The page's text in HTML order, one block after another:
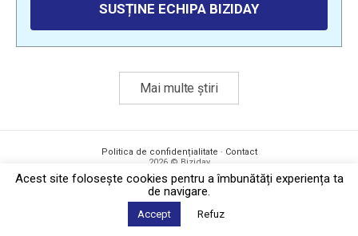
SUSȚINE ECHIPA BIZIDAY
Mai multe știri
Politica de confidențialitate · Contact
2026 © Biziday
Acest site foloseşte cookies pentru a îmbunătăți experiența ta
de navigare.
Accept Refuz